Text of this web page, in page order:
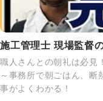
施工管理士 現場監督
職人さんとの朝礼は必見
～事務所で朝ごはん、断
事がよくわかる！